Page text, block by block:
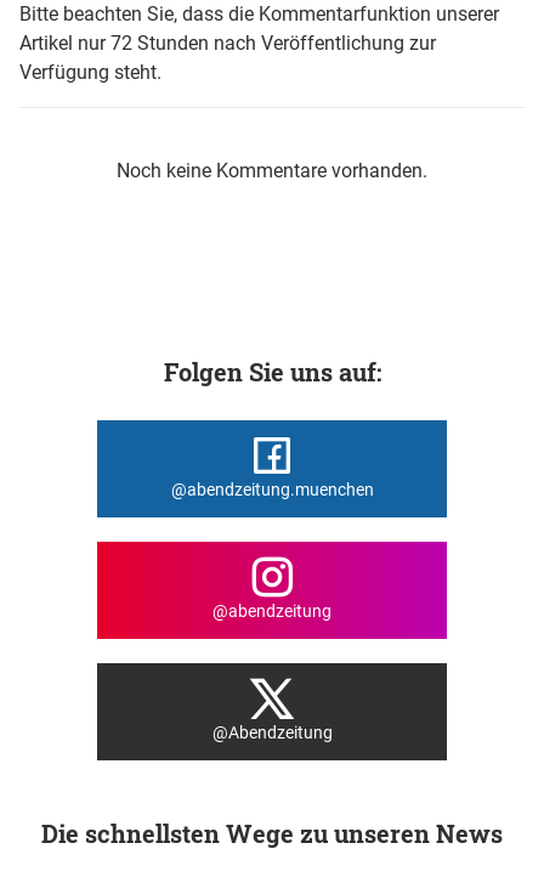
Bitte beachten Sie, dass die Kommentarfunktion unserer
Artikel nur 72 Stunden nach Veröffentlichung zur
Verfügung steht.
Noch keine Kommentare vorhanden.
Folgen Sie uns auf:
@abendzeitung.muenchen
@abendzeitung
@Abendzeitung
Die schnellsten Wege zu unseren News